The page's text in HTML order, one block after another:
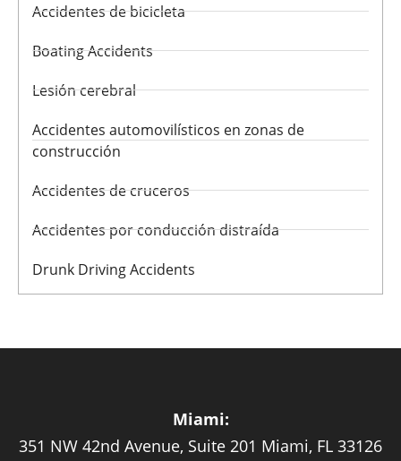
Accidentes de bicicleta
Boating Accidents
Lesión cerebral
Accidentes automovilísticos en zonas de
construcción
Accidentes de cruceros
Accidentes por conducción distraída
Drunk Driving Accidents
Miami:
351 NW 42nd Avenue, Suite 201 Miami, FL 33126